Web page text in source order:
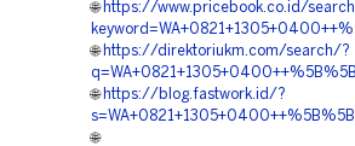
🌐 https://www.pricebook.co.id/
🌐 https://direktoriukm.com/search/?
🌐 https://blog.fastwork.id/?
🌐